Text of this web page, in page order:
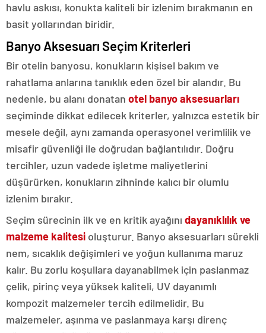
havlu askısı, konukta kaliteli bir izlenim bırakmanın en
basit yollarından biridir.
Banyo Aksesuarı Seçim Kriterleri
Bir otelin banyosu, konukların kişisel bakım ve
rahatlama anlarına tanıklık eden özel bir alandır. Bu
nedenle, bu alanı donatan otel banyo aksesuarları
seçiminde dikkat edilecek kriterler, yalnızca estetik bir
mesele değil, aynı zamanda operasyonel verimlilik ve
misafir güvenliği ile doğrudan bağlantılıdır. Doğru
tercihler, uzun vadede işletme maliyetlerini
düşürürken, konukların zihninde kalıcı bir olumlu
izlenim bırakır.
Seçim sürecinin ilk ve en kritik ayağını dayanıklılık ve
malzeme kalitesi oluşturur. Banyo aksesuarları sürekli
nem, sıcaklık değişimleri ve yoğun kullanıma maruz
kalır. Bu zorlu koşullara dayanabilmek için paslanmaz
çelik, pirinç veya yüksek kaliteli, UV dayanımlı
kompozit malzemeler tercih edilmelidir. Bu
malzemeler, aşınma ve paslanmaya karşı direnç